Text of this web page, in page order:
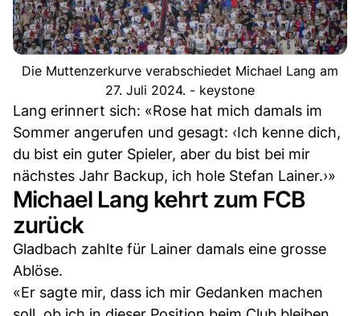
Die Muttenzerkurve verabschiedet Michael Lang am
27. Juli 2024. - keystone
Lang erinnert sich: «Rose hat mich damals im
Sommer angerufen und gesagt: ‹Ich kenne dich,
du bist ein guter Spieler, aber du bist bei mir
nächstes Jahr Backup, ich hole Stefan Lainer.›»
Michael Lang kehrt zum FCB
zurück
Gladbach zahlte für Lainer damals eine grosse
Ablöse.
«Er sagte mir, dass ich mir Gedanken machen